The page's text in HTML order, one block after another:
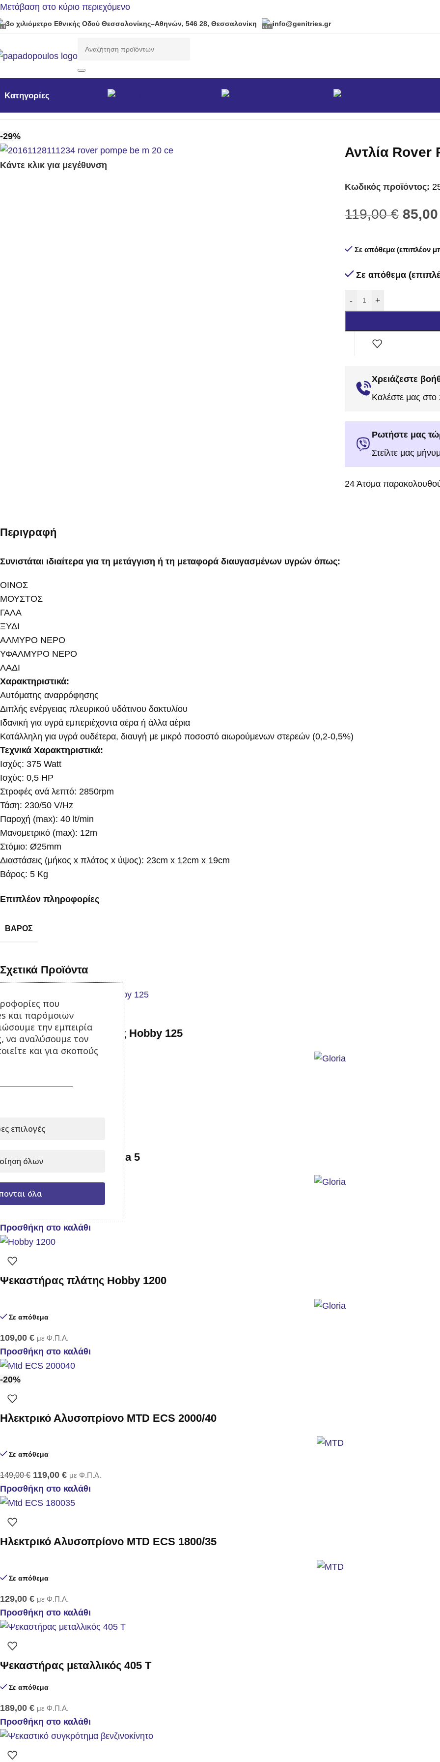
Μετάβαση στο κύριο περιεχόμενο
3ο χιλιόμετρο Εθνικής Οδού Θεσσαλονίκης–Αθηνών, 546 28, Θεσσαλονίκη info@genitries.gr
Κατηγορίες
-29%
Κάντε κλικ για μεγέθυνση
Αντλία Rover
Κωδικός προϊόντος:
119,00€
Σε απόθεμα (επιπλέον
Σε απόθεμα
- +
Χρειάζεστε
Καλέστε μας
Ρωτήστε μας
Στείλτε μας
24 Άτομα
Περιγραφή
Συνιστάται ιδιαίτερα για τη μετάγγιση ή τη μεταφορά διαυγασμένων υγρών όπως:
ΟΙΝΟΣ
ΜΟΥΣΤΟΣ
ΓΑΛΑ
ΞΥΔΙ
ΑΛΜΥΡΟ ΝΕΡΟ
ΥΦΑΛΜΥΡΟ ΝΕΡΟ
ΛΑΔΙ
Χαρακτηριστικά:
Αυτόματης αναρρόφησης
Διπλής ενέργειας πλευρικού υδάτινου δακτυλίου
Ιδανική για υγρά εμπεριέχοντα αέρα ή άλλα αέρια
Κατάλληλη για υγρά ουδέτερα, διαυγή με μικρό ποσοστό αιωρούμενων στερεών (0,2-0,5%)
Τεχνικά Χαρακτηριστικά:
Ισχύς: 375 Watt
Ισχύς: 0,5 HP
Στροφές ανά λεπτό: 2850rpm
Τάση: 230/50 V/Hz
Παροχή (max): 40 lt/min
Μανομετρικό (max): 12m
Στόμιο: Ø25mm
Διαστάσεις (μήκος x πλάτος x ύψος): 23cm x 12cm x 19cm
Βάρος: 5 Kg
Επιπλέον πληροφορίες
ΒΆΡΟΣ
Σχετικά Προϊόντα
Ψεκαστηράκι Προπίεσης Hobby 125
Ψεκαστήρας Gloria Prima 5
Σε απόθεμα
Προσθήκη στο καλάθι
Ψεκαστήρας πλάτης Hobby 1200
Σε απόθεμα
109,00 € με Φ.Π.Α.
Προσθήκη στο καλάθι
-20%
Ηλεκτρικό Αλυσοπρίονο MTD ECS 2000/40
Σε απόθεμα
149,00€ 119,00 € με Φ.Π.Α.
Προσθήκη στο καλάθι
Ηλεκτρικό Αλυσοπρίονο MTD ECS 1800/35
Σε απόθεμα
129,00 € με Φ.Π.Α.
Προσθήκη στο καλάθι
Ψεκαστήρας μεταλλικός 405 Τ
Σε απόθεμα
189,00 € με Φ.Π.Α.
Προσθήκη στο καλάθι
που
και παρόμοιων
την εμπειρία
να αναλύσουμε τον
και για σκοπούς
επιλογές
όλων
όλα